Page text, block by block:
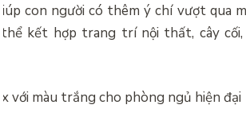
con người có thêm ý chí vượt qua
kết hợp trang trí nội thất, cây